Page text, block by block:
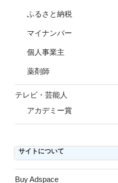
ふるさと納税
マイナンバー
個人事業主
薬剤師
テレビ・芸能人
アカデミー賞
サイトについて
Buy Adspace